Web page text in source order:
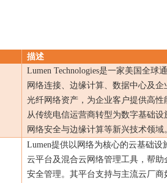
描述
Lumen Technologies是一家美国全球
网络连接、边缘计算、数据中心及
光纤网络资产，为企业客户提供高
从传统电信运营商转型为数字基础
网络安全与边缘计算等新兴技术领域
Lumen提供以网络为核心的云基础设
云平台及混合云网络管理工具，帮
安全管理。其平台支持与主流云厂商